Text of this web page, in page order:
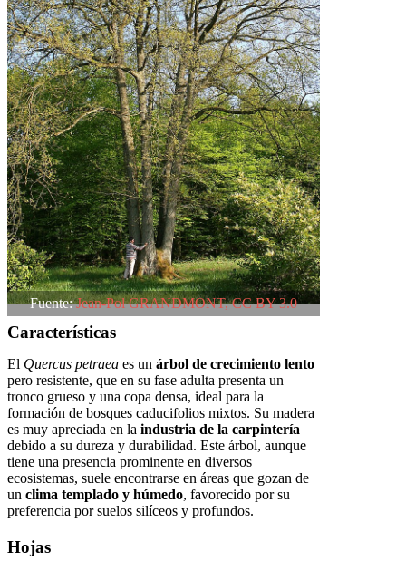
Fuente:Jean-Pol GRANDMONT, CC BY 3.0
Características
El Quercus petraea es un árbol de crecimiento lento
pero resistente, que en su fase adulta presenta un
tronco grueso y una copa densa, ideal para la
formación de bosques caducifolios mixtos. Su madera
es muy apreciada en la industria de la carpintería
debido a su dureza y durabilidad. Este árbol, aunque
tiene una presencia prominente en diversos
ecosistemas, suele encontrarse en áreas que gozan de
un clima templado y húmedo, favorecido por su
preferencia por suelos silíceos y profundos.
Hojas